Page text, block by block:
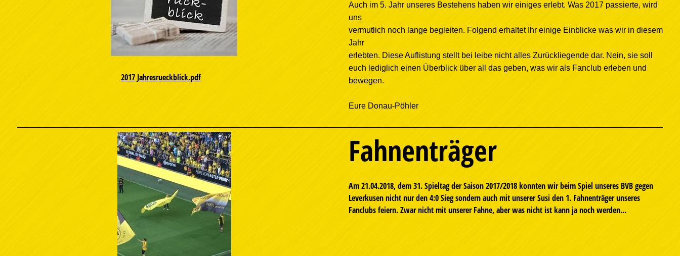
2017 Jahresrueckblick.pdf
Auch im 5. Jahr unseres Bestehens haben wir einiges erlebt. Was 2017 passierte, wird
uns
vermutlich noch lange begleiten. Folgend erhaltet Ihr einige Einblicke was wir in diesem
Jahr
erlebten. Diese Auflistung stellt bei leibe nicht alles Zurückliegende dar. Nein, sie soll
euch lediglich einen Überblick über all das geben, was wir als Fanclub erleben und
bewegen.
Eure Donau-Pöhler
Fahnenträger
Am 21.04.2018, dem 31. Spieltag der Saison 2017/2018 konnten wir beim Spiel unseres BVB gegen
Leverkusen nicht nur den 4:0 Sieg sondern auch mit unserer Susi den 1. Fahnenträger unseres
Fanclubs feiern. Zwar nicht mit unserer Fahne, aber was nicht ist kann ja noch werden...